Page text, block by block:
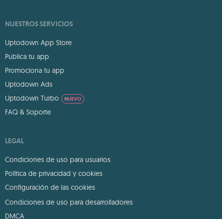
NUESTROS SERVICIOS
Uptodown App Store
Publica tu app
Promociona tu app
Uptodown Ads
Uptodown Turbo
NUEVO
FAQ & Soporte
LEGAL
Condiciones de uso para usuarios
Política de privacidad y cookies
Configuración de las cookies
Condiciones de uso para desarrolladores
DMCA